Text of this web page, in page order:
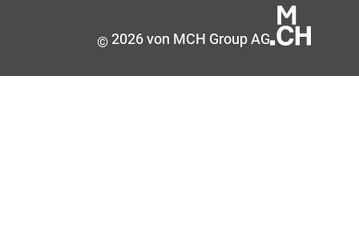
©2026 von MCH Group AG